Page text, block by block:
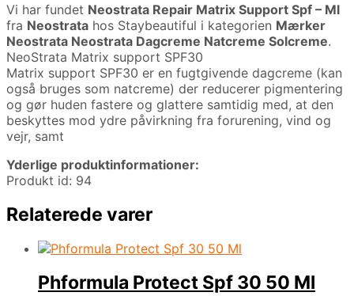
Vi har fundet Neostrata Repair Matrix Support Spf – Ml
fra Neostrata hos Staybeautiful i kategorien Mærker
Neostrata Neostrata Dagcreme Natcreme Solcreme.
NeoStrata Matrix support SPF30
Matrix support SPF30 er en fugtgivende dagcreme (kan
også bruges som natcreme) der reducerer pigmentering
og gør huden fastere og glattere samtidig med, at den
beskyttes mod ydre påvirkning fra forurening, vind og
vejr, samt
Yderlige produktinformationer:
Produkt id: 94
Relaterede varer
Phformula Protect Spf 30 50 Ml